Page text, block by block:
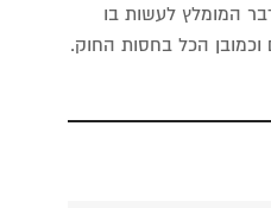
המומלץ לעשות בו
וכמובן הכל בחסות החוק.